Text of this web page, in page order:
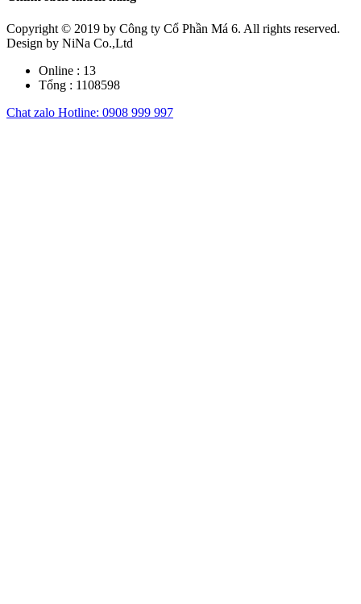
Copyright © 2019 by Công ty Cổ Phần Má 6. All rights reserved.
Design by NiNa Co.,Ltd
Online : 13
Tổng : 1108598
Chat zalo Hotline: 0908 999 997